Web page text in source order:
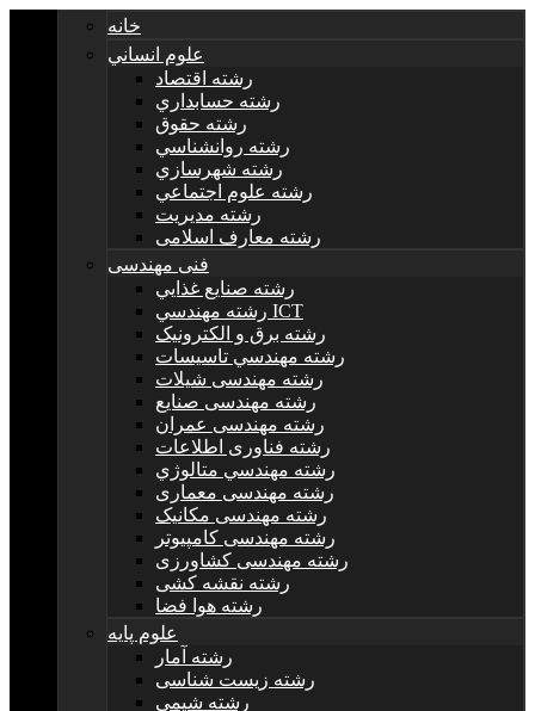
خانه
علوم انساني
رشته اقتصاد
رشته حسابداري
رشته حقوق
رشته روانشناسي
رشته شهرسازي
رشته علوم اجتماعي
رشته مديريت
رشته معارف اسلامی
فنی مهندسی
رشته صنايع غذايي
رشته مهندسي ICT
رشته برق و الکترونيک
رشته مهندسي تاسيسات
رشته مهندسی شیلات
رشته مهندسی صنایع
رشته مهندسی عمران
رشته فناوری اطلاعات
رشته مهندسي متالوژي
رشته مهندسی معماری
رشته مهندسی مکانیک
رشته مهندسی کامپیوتر
رشته مهندسی کشاورزی
رشته نقشه کشی
رشته هوا فضا
علوم پایه
رشته آمار
رشته زیست شناسی
رشته شیمی